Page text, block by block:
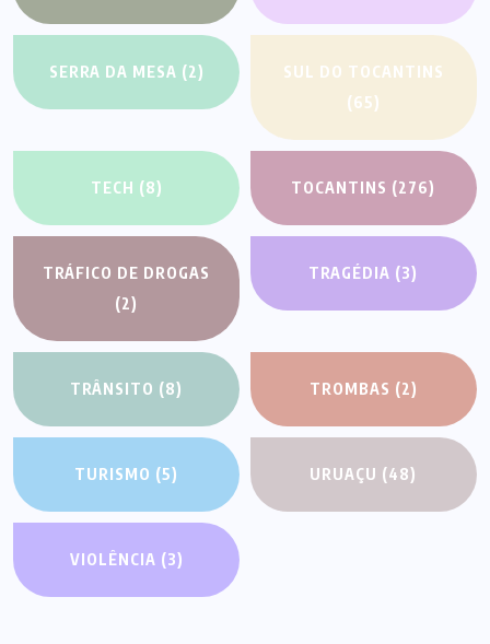
SERRA DA MESA (2)
SUL DO TOCANTINS
(65)
TECH (8) TOCANTINS (276)
TRÁFICO DE DROGAS
(2)
TRAGÉDIA (3)
TRÂNSITO (8) TROMBAS (2)
TURISMO (5) URUAÇU (48)
VIOLÊNCIA (3)